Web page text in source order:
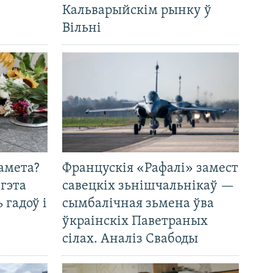
Кальварыйскім рынку ў
Вільні
і
Францускія «Рафалі» замест
савецкіх зьнішчальнікаў —
сымбалічная зьмена ўва
ўкраінскіх Паветраных
сілах. Аналіз Свабоды